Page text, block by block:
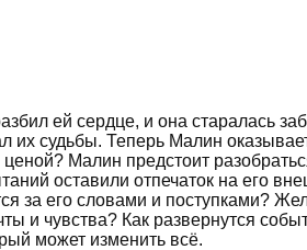
ей сердце, и она старалась
их судьбы. Теперь Малин
Малин предстоит
оставили отпечаток на его
за его словами и поступками?
чувства? Как развернутся
может изменить всё.